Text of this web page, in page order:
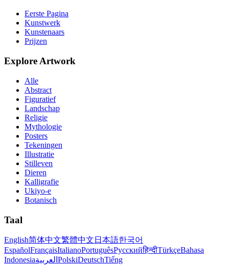
Eerste Pagina
Kunstwerk
Kunstenaars
Prijzen
Explore Artwork
Alle
Abstract
Figuratief
Landschap
Religie
Mythologie
Posters
Tekeningen
Illustratie
Stilleven
Dieren
Kalligrafie
Ukiyo-e
Botanisch
Taal
English简体中文繁體中文 日本語한국어
EspañolFrançaisItalianoPortuguêsРусскийहिन्दीTürkçeBahasa
Indonesiaالعربية PolskiDeutschTiếng